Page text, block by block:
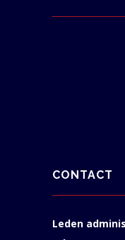
CONTACT
Leden